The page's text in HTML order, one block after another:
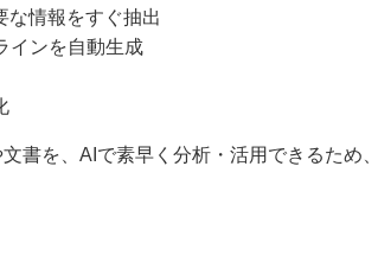
な情報をすぐ抽出
インを自動生成
書を、AIで素早く分析・活用できるため、